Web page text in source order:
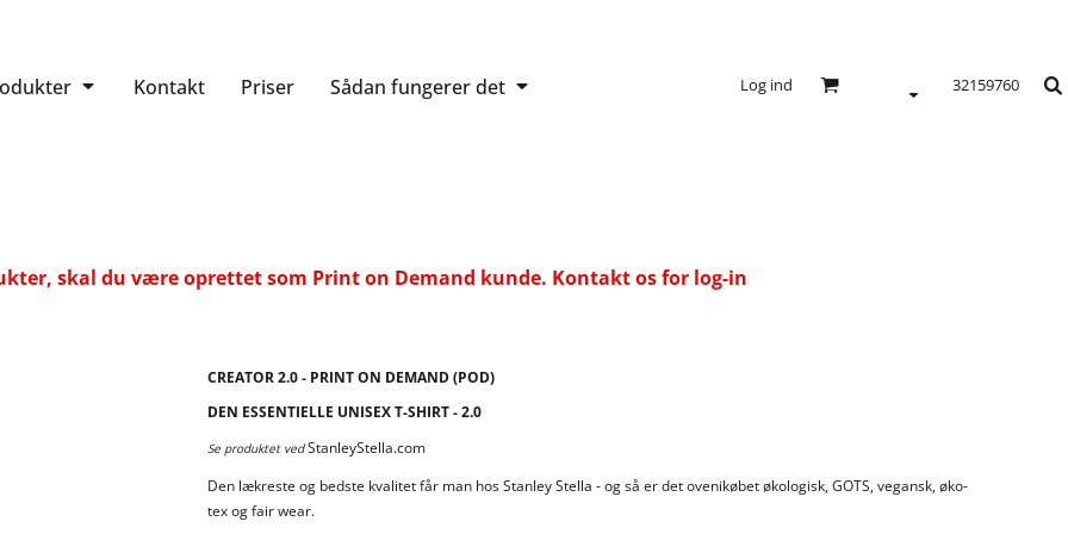
Kontakt Priser Sådan fungerer det Log ind 32159760
skal du være oprettet som Print on Demand kunde. Kontakt os for log-in
CREATOR 2.0 - PRINT ON DEMAND (POD)
DEN ESSENTIELLE UNISEX T-SHIRT - 2.0
Se produktet vedStanleyStella.com
Den lækreste og bedste kvalitet får man hos Stanley Stella - og så er det ovenikøbet økologisk, GOTS, vegansk, øko-
tex og fair wear.